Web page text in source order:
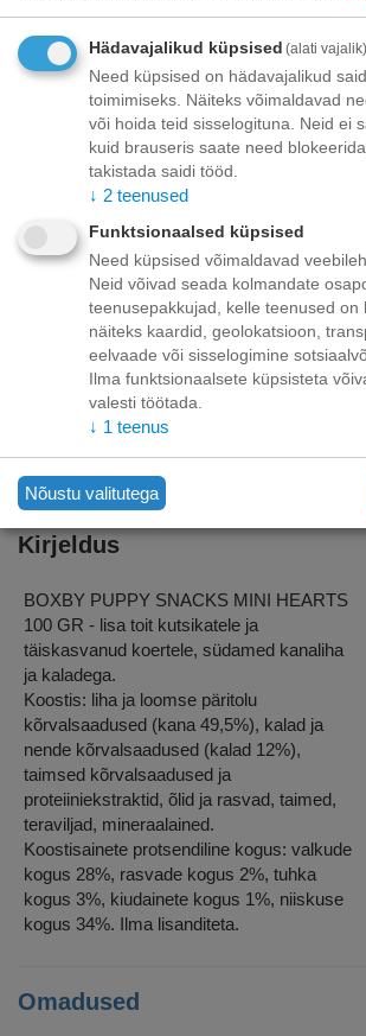
+
Lisage sooviloendisse
Tasuta kohaletoimetamine teie ukse taha
70.00 euro!
Saatmiskulud kuni 69,99 eurot:
Venipaki kullerteenus – 10.00 EUR
Unisend pakiautomaat - 3,50 eurot
Omniva pakiautomaat - 5,00 eurot
Makse
Kirjeldus
BOXBY PUPPY SNACKS MINI HEARTS
100 GR - lisa toit kutsikatele ja
täiskasvanud koertele, südamed kanaliha
ja kaladega.
Koostis: liha ja loomse päritolu
kõrvalsaadused (kana 49,5%), kalad ja
nende kõrvalsaadused (kalad 12%),
taimsed kõrvalsaadused ja
proteiiniekstraktid, õlid ja rasvad, taimed,
teraviljad, mineraalained.
Koostisainete protsendiline kogus: valkude
kogus 28%, rasvade kogus 2%, tuhka
kogus 3%, kiudainete kogus 1%, niiskuse
kogus 34%. Ilma lisanditeta.
Omadused
Hädavajalikud küpsised (alati vajalik)
Need küpsised on hädavajalikud
toimimiseks. Näiteks võimaldavad
või hoida teid sisselogituna. Neid ei
kuid brauseris saate need
takistada saidi tööd.
↓ 2 teenused
Funktsionaalsed küpsised
Need küpsised võimaldavad
Neid võivad seada kolmandate
teenusepakkujad, kelle teenused on
näiteks kaardid, geolokatsioon,
eelvaade või sisselogimine
Ilma funktsionaalsete küpsisteta
valesti töötada.
↓ 1 teenus
Nõustu valitutega